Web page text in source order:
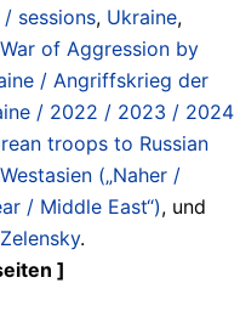
sessions, Ukraine,
War of Aggression by
/ Angriffskrieg der
/ 2022 / 2023 / 2024
troops to Russian
Westasien („Naher /
/ Middle East“), und
.
]